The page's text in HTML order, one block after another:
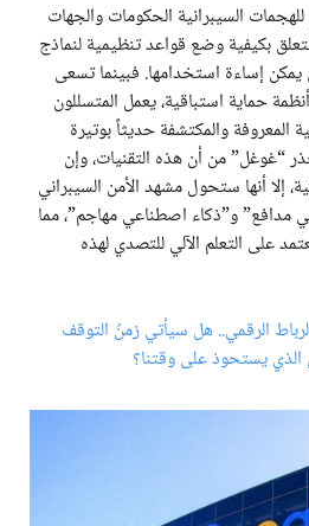
السيبرانية الحكومات والجهات
بكيفية وضع قواعد تنظيمية لنماذج
يمكن إساءة استخدامها. فبينما تسعى
حماية استباقية، يعمل المتسللون
المعروفة والمكتشفة حديثاً بوتيرة
من أن هذه التقنيات، وإن
إلا أنها ستحول مشهد الأمن السيبراني
مدافع” و”ذكاء اصطناعي مهاجم”، مما
على التعلم الآلي للتصدي لهذه
الرقمي.. هل سيأتي زمنُ التوقف
الذي يستحوذ على وقتنا؟